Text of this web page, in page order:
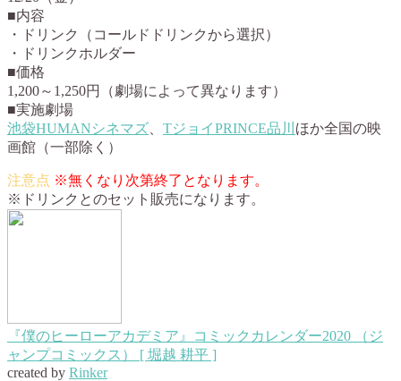
■内容
・ドリンク（コールドドリンクから選択）
・ドリンクホルダー
■価格
1,200～1,250円（劇場によって異なります）
■実施劇場
池袋HUMANシネマズ
TジョイPRINCE品川 ほか全国の映
画館（一部除く）
※無くなり次第終了となります。
※ドリンクとのセット販売になります。
『僕のヒーローアカデミア』コミックカレンダー2020 （ジ
ャンプコミックス） [ 堀越 耕平 ]
created by Rinker